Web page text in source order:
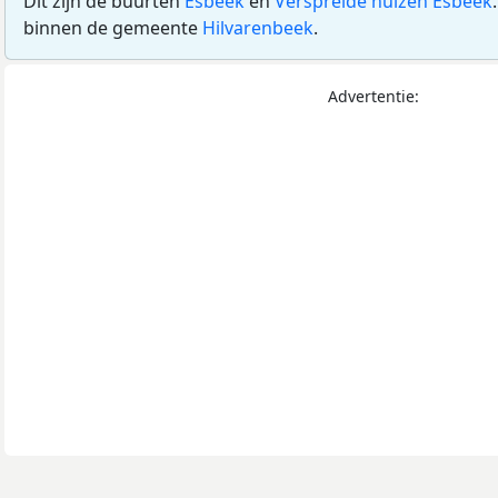
binnen de gemeente Hilvarenbeek.
Advertentie: